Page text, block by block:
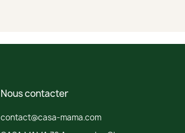
Nous contacter
contact@casa-mama.com